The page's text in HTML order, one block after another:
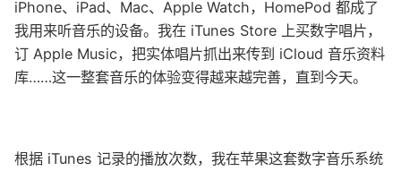
iPhone、iPad、Mac、Apple Watch，HomePod 都成了
我用来听音乐的设备。我在 iTunes Store 上买数字唱片，
订 Apple Music，把实体唱片抓出来传到 iCloud 音乐资料
库……这一整套音乐的体验变得越来越完善，直到今天。
根据 iTunes 记录的播放次数，我在苹果这套数字音乐系统